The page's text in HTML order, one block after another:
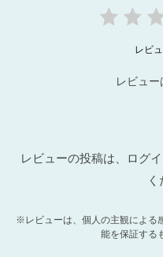
レビ
レビュー
レビューの投稿は、ログ
く
※レビューは、個人の主観による
能を保証する